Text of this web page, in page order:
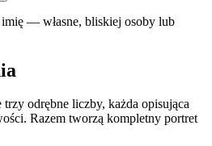
— własne, bliskiej osoby lub
odrębne liczby, każda opisująca
Razem tworzą kompletny portret